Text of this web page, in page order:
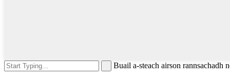
Buail a-steach airson rannsachadh